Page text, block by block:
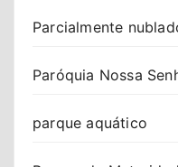
Parcialmente
Paróquia Nossa
parque aquático